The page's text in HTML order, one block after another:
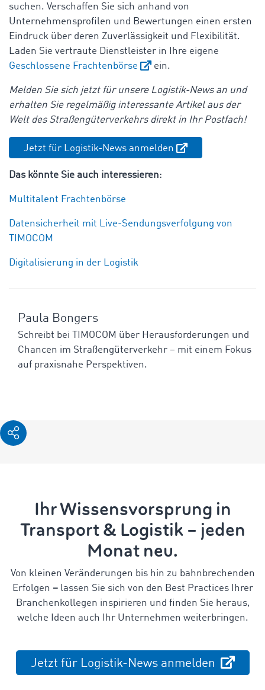
suchen. Verschaffen Sie sich anhand von
Unternehmensprofilen und Bewertungen einen ersten
Eindruck über deren Zuverlässigkeit und Flexibilität.
Laden Sie vertraute Dienstleister in Ihre eigene
Geschlossene Frachtenbörse
ein.
Melden Sie sich jetzt für unsere Logistik-News an und
erhalten Sie regelmäßig interessante Artikel aus der
Welt des Straßengüterverkehrs direkt in Ihr Postfach!
Jetzt für Logistik-News anmelden
Das könnte Sie auch interessieren:
Multitalent Frachtenbörse
Datensicherheit mit Live-Sendungsverfolgung von
TIMOCOM
Digitalisierung in der Logistik
Paula Bongers
Schreibt bei TIMOCOM über Herausforderungen und
Chancen im Straßengüterverkehr – mit einem Fokus
auf praxisnahe Perspektiven.
Ihr Wissensvorsprung in
Transport & Logistik – jeden
Monat neu.
Von kleinen Veränderungen bis hin zu bahnbrechenden
Erfolgen –lassen Sie sich von den Best Practices Ihrer
Branchenkollegen inspirieren und finden Sie heraus,
welche Ideen auch Ihr Unternehmen weiterbringen.
Jetzt für Logistik-News anmelden